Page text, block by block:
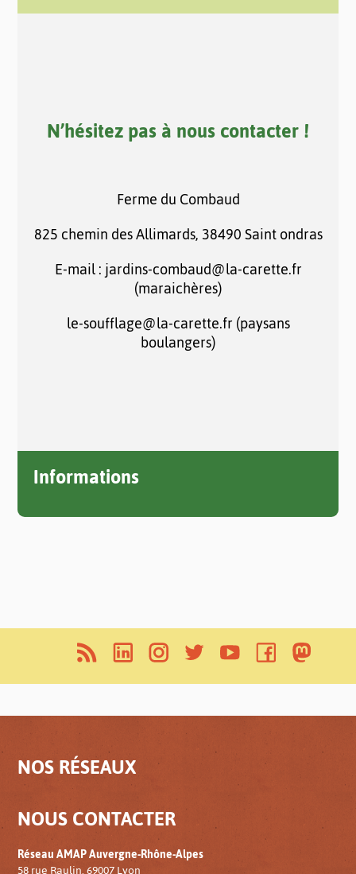
N’hésitez pas à nous contacter !
Ferme du Combaud
825 chemin des Allimards, 38490 Saint ondras
E-mail : jardins-combaud@la-carette.fr
(maraichères)
le-soufflage@la-carette.fr (paysans
boulangers)
Informations
NOS RÉSEAUX
NOUS CONTACTER
Réseau AMAP Auvergne-Rhône-Alpes